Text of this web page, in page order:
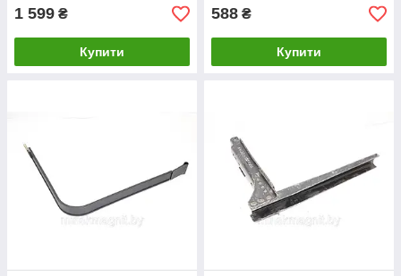
1 599 ₴
Купити
588 ₴
Купити